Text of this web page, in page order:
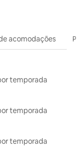
acomodações
temporada
temporada
temporada